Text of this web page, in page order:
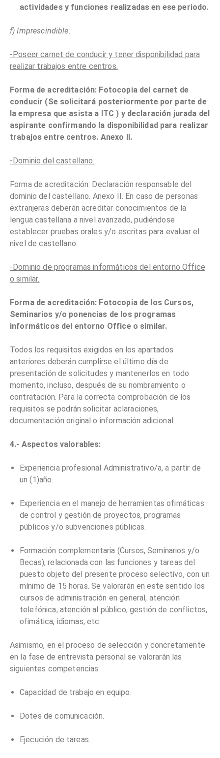
actividades y funciones realizadas en ese periodo.
f) Imprescindible:
-Poseer carnet de conducir y tener disponibilidad para
realizar trabajos entre centros.
Forma de acreditación: Fotocopia del carnet de
conducir (Se solicitará posteriormente por parte de
la empresa que asista a ITC ) y declaración jurada del
aspirante confirmando la disponibilidad para realizar
trabajos entre centros. Anexo II.
-Dominio del castellano.
Forma de acreditación: Declaración responsable del
dominio del castellano. Anexo II. En caso de personas
extranjeras deberán acreditar conocimientos de la
lengua castellana a nivel avanzado, pudiéndose
establecer pruebas orales y/o escritas para evaluar el
nivel de castellano.
-Dominio de programas informáticos del entorno Office
o similar.
Forma de acreditación: Fotocopia de los Cursos,
Seminarios y/o ponencias de los programas
informáticos del entorno Office o similar.
Todos los requisitos exigidos en los apartados
anteriores deberán cumplirse el último día de
presentación de solicitudes y mantenerlos en todo
momento, incluso, después de su nombramiento o
contratación. Para la correcta comprobación de los
requisitos se podrán solicitar aclaraciones,
documentación original o información adicional.
4.- Aspectos valorables:
Experiencia profesional Administrativo/a, a partir de
un (1)año.
Experiencia en el manejo de herramientas ofimáticas
de control y gestión de proyectos, programas
públicos y/o subvenciones públicas.
Formación complementaria (Cursos, Seminarios y/o
Becas), relacionada con las funciones y tareas del
puesto objeto del presente proceso selectivo, con un
mínimo de 15 horas. Se valorarán en este sentido los
cursos de administración en general, atención
telefónica, atención al público, gestión de conflictos,
ofimática, idiomas, etc.
Asimismo, en el proceso de selección y concretamente
en la fase de entrevista personal se valorarán las
siguientes competencias:
Capacidad de trabajo en equipo.
Dotes de comunicación.
Ejecución de tareas.